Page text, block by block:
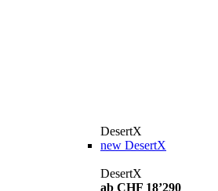
DesertX
new DesertX
DesertX
ab CHF 18’290